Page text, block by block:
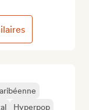
Hyperpop